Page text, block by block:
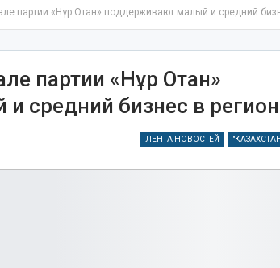
партии «Нұр Отан» поддерживают малый и средний
партии «Нұр Отан»
средний бизнес в
ЛЕНТА НОВОСТЕЙ